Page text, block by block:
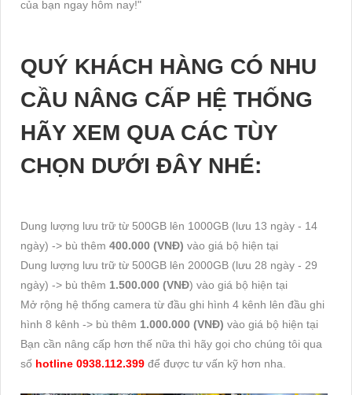
của bạn ngay hôm nay!"
QUÝ KHÁCH HÀNG CÓ NHU
CẦU NÂNG CẤP HỆ THỐNG
HÃY XEM QUA CÁC TÙY
CHỌN DƯỚI ĐÂY NHÉ:
Dung lượng lưu trữ từ 500GB lên 1000GB (lưu 13 ngày - 14
ngày) -> bù thêm 400.000 (VNĐ) vào giá bộ hiện tại
Dung lượng lưu trữ từ 500GB lên 2000GB (lưu 28 ngày - 29
ngày) -> bù thêm 1.500.000 (VNĐ) vào giá bộ hiện tại
Mở rộng hệ thống camera từ đầu ghi hình 4 kênh lên đầu ghi
hình 8 kênh -> bù thêm 1.000.000 (VNĐ) vào giá bộ hiện tại
Bạn cần nâng cấp hơn thế nữa thì hãy gọi cho chúng tôi qua
số hotline 0938.112.399 để được tư vấn kỹ hơn nha.